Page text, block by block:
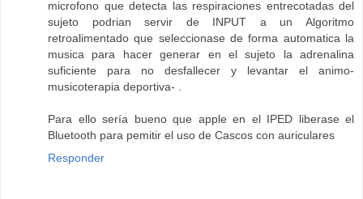
microfono que detecta las respiraciones entrecotadas del
sujeto podrian servir de INPUT a un Algoritmo
retroalimentado que seleccionase de forma automatica la
musica para hacer generar en el sujeto la adrenalina
suficiente para no desfallecer y levantar el animo-
musicoterapia deportiva- .
Para ello sería bueno que apple en el IPED liberase el
Bluetooth para pemitir el uso de Cascos con auriculares
Responder